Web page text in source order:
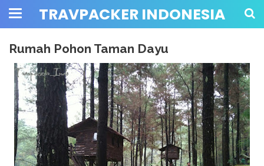
TRAVPACKER INDONESIA
Rumah Pohon Taman Dayu